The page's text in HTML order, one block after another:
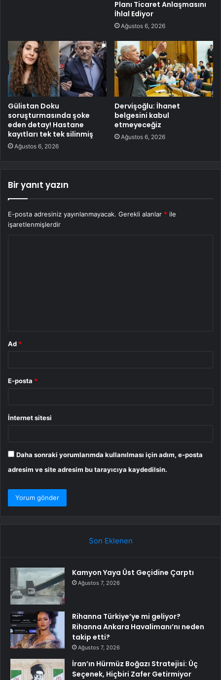
Planı Ticaret Anlaşmasını
İhlal Ediyor
Ağustos 6, 2026
Gülistan Doku
soruşturmasında şoke
eden detay! Hastane
kayıtları tek tek silinmiş
Ağustos 6, 2026
Dervişoğlu: İhanet
belgesini kabul
etmeyeceğiz
Ağustos 6, 2026
Bir yanıt yazın
E-posta adresiniz yayınlanmayacak. Gerekli alanlar * ile
işaretlenmişlerdir
Ad *
E-posta *
İnternet sitesi
Daha sonraki yorumlarımda kullanılması için adım, e-posta
adresim ve site adresim bu tarayıcıya kaydedilsin.
Son Eklenen
Kamyon Yaya Üst Geçidine Çarptı
Ağustos 7, 2026
Rihanna Türkiye’ye mi geliyor?
Rihanna Ankara Havalimanı’nı neden
takip etti?
Ağustos 7, 2026
İran’ın Hürmüz Boğazı Stratejisi: Üç
Seçenek, Hiçbiri Zafer Getirmiyor